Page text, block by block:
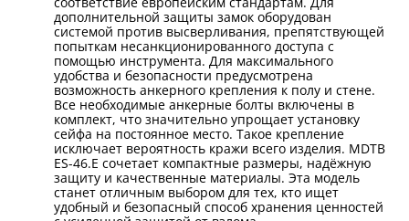
дополнительной защиты замок оборудован
системой против высверливания, препятствующей
попыткам несанкционированного доступа с
помощью инструмента. Для максимального
удобства и безопасности предусмотрена
возможность анкерного крепления к полу и стене.
Все необходимые анкерные болты включены в
комплект, что значительно упрощает установку
сейфа на постоянное место. Такое крепление
исключает вероятность кражи всего изделия. MDTB
ES-46.Е сочетает компактные размеры, надёжную
защиту и качественные материалы. Эта модель
станет отличным выбором для тех, кто ищет
удобный и безопасный способ хранения ценностей